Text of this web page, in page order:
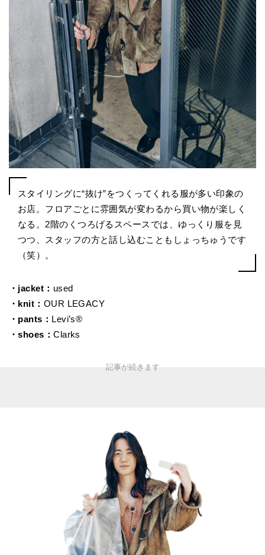
スタイリングに“抜け”をつくってくれる服が多い印象の
お店。フロアごとに雰囲気が変わるから買い物が楽しく
なる。2階のくつろげるスペースでは、ゆっくり服を見
つつ、スタッフの方と話し込むこともしょっちゅうです
（笑）。
・jacket： used
・knit： OUR LEGACY
・pants： Levi’s®
・shoes：Clarks